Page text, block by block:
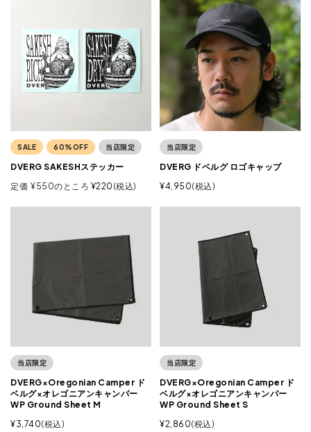
SALE 60%OFF 当店限定
DVERG SAKESHステッカー
定価 ¥550のところ ¥220 税込
当店限定
DVERG ドベルグ ロゴキャップ
¥4,950 税込
当店限定
DVERG×Oregonian Camper ド
ベルグ×オレゴニアンキャンパー
WP Ground Sheet M
¥3,740 税込
当店限定
DVERG×Oregonian Camper ド
ベルグ×オレゴニアンキャンパー
WP Ground Sheet S
¥2,860 税込